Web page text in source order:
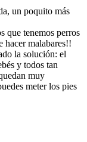
un poquito más
que tenemos perros
hacer malabares!!
la solución: el
y todos tan
muy
meter los pies